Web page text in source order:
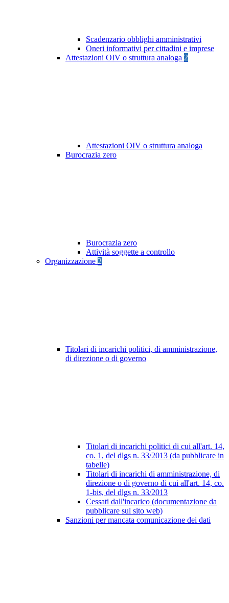
Scadenzario obblighi amministrativi
Oneri informativi per cittadini e imprese
Attestazioni OIV o struttura analoga 2
Attestazioni OIV o struttura analoga
Burocrazia zero
Burocrazia zero
Attività soggette a controllo
Organizzazione 2
Titolari di incarichi politici, di amministrazione,
di direzione o di governo
Titolari di incarichi politici di cui all'art. 14,
co. 1, del dlgs n. 33/2013 (da pubblicare in
tabelle)
Titolari di incarichi di amministrazione, di
direzione o di governo di cui all'art. 14, co.
1-bis, del dlgs n. 33/2013
Cessati dall'incarico (documentazione da
pubblicare sul sito web)
Sanzioni per mancata comunicazione dei dati